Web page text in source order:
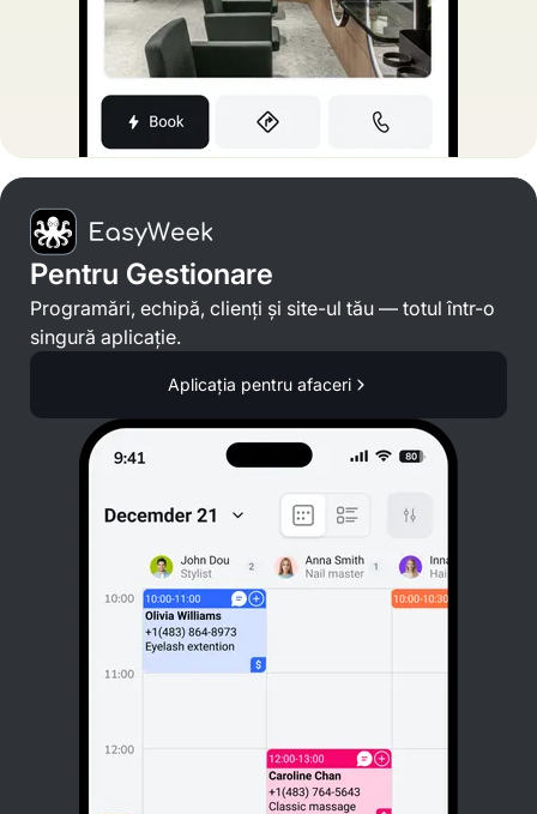
Pentru Gestionare
Programări, echipă, clienți și site-ul tău — totul într-o
singură aplicație.
Aplicația pentru afaceri